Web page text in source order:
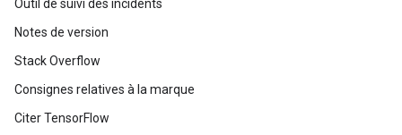
Outil de suivi des incidents
Notes de version
Stack Overflow
Consignes relatives à la marque
Citer TensorFlow